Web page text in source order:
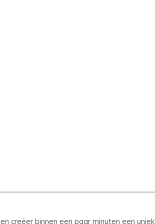
en creëer binnen een paar minuten een